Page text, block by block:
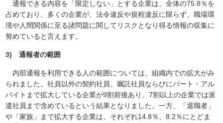
通報できる内容を「限定しない」とする企業は、全体の75.8％を
占めており、多くの企業が、法令違反や規程違反に限らず、職場環
境や人間関係に至る諸問題に関してリスクとなり得る情報の収集に
努めていると言えます。
3) 通報者の範囲
内部通報を利用できる人の範囲については、組織内での拡大がみ
られました。社員以外の契約社員、嘱託社員ならびにパート・アル
バイトまで拡大している企業が9割前後あり、7割以上の企業では派
遣社員まで含めているという結果となりました。一方、「退職者」
や「家族」まで拡大する企業は、それぞれ14.8％、8.2％にとどま